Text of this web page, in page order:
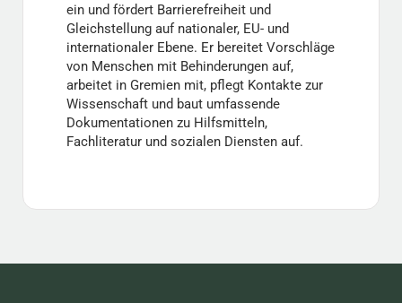
ein und fördert Barrierefreiheit und
Gleichstellung auf nationaler, EU- und
internationaler Ebene. Er bereitet Vorschläge
von Menschen mit Behinderungen auf,
arbeitet in Gremien mit, pflegt Kontakte zur
Wissenschaft und baut umfassende
Dokumentationen zu Hilfsmitteln,
Fachliteratur und sozialen Diensten auf.